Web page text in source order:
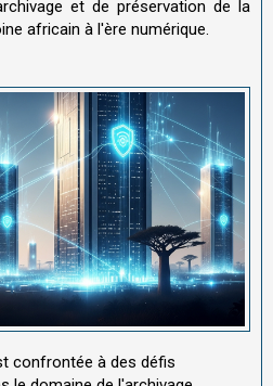
et de préservation de la
africain à l'ère numérique.
confrontée à des défis